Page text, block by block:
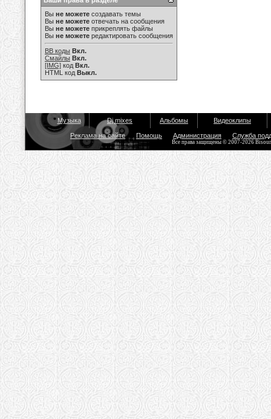
Вы не можете создавать темы
Вы не можете отвечать на сообщения
Вы не можете прикреплять файлы
Вы не можете редактировать сообщения
BB коды Вкл.
Смайлы Вкл.
[IMG] код Вкл.
HTML код Выкл.
Музыка Dj mixes Альбомы Видеоклипы
Реклама на сайте Помощь Администрация Служба
Все права защищены © 2007-2026